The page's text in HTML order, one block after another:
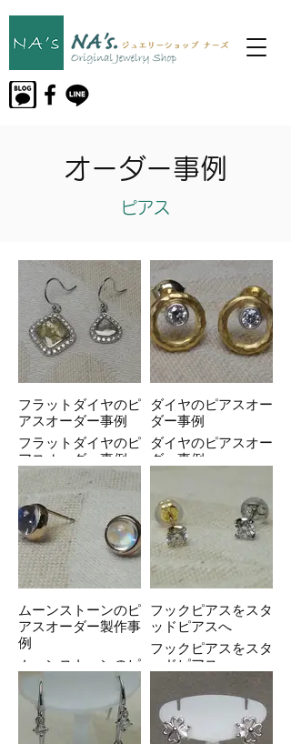
オーダー事例
ピアス
フラットダイヤのピ
アスオーダー事例
フラットダイヤのピ
アスオーダー事例
ダイヤのピアスオー
ダー事例
ダイヤのピアスオー
ダー事例
ムーンストーンのピ
アスオーダー製作事
例
ムーンストーンのピ
アスオーダー製作事
例
フックピアスをスタ
ッドピアスへ
フックピアスをスタ
ッドピアスへ